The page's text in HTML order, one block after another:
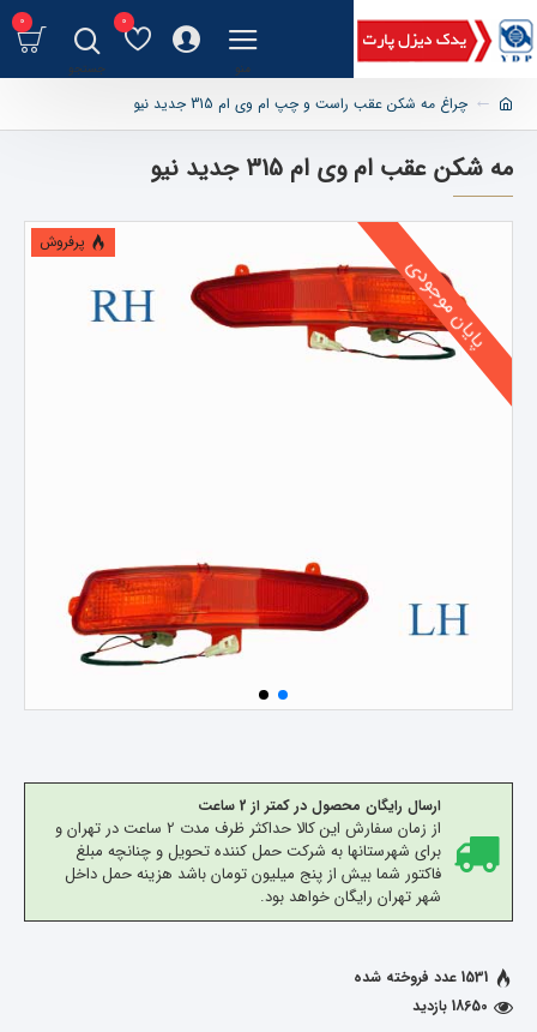
0
0
چراغ مه شکن عقب راست و چپ ام وی ام 315 جدید نیو
مه شکن عقب ام وی ام 315 جدید نیو
پرفروش
پایان موجودی
ارسال رایگان محصول در کمتر از 2 ساعت
از زمان سفارش این کالا حداکثر ظرف مدت 2 ساعت در تهران و
برای شهرستانها به شرکت حمل کننده تحویل و چنانچه مبلغ
فاکتور شما بیش از پنج میلیون تومان باشد هزینه حمل داخل
شهر تهران رایگان خواهد بود.
1531 عدد فروخته شده
18650 بازدید